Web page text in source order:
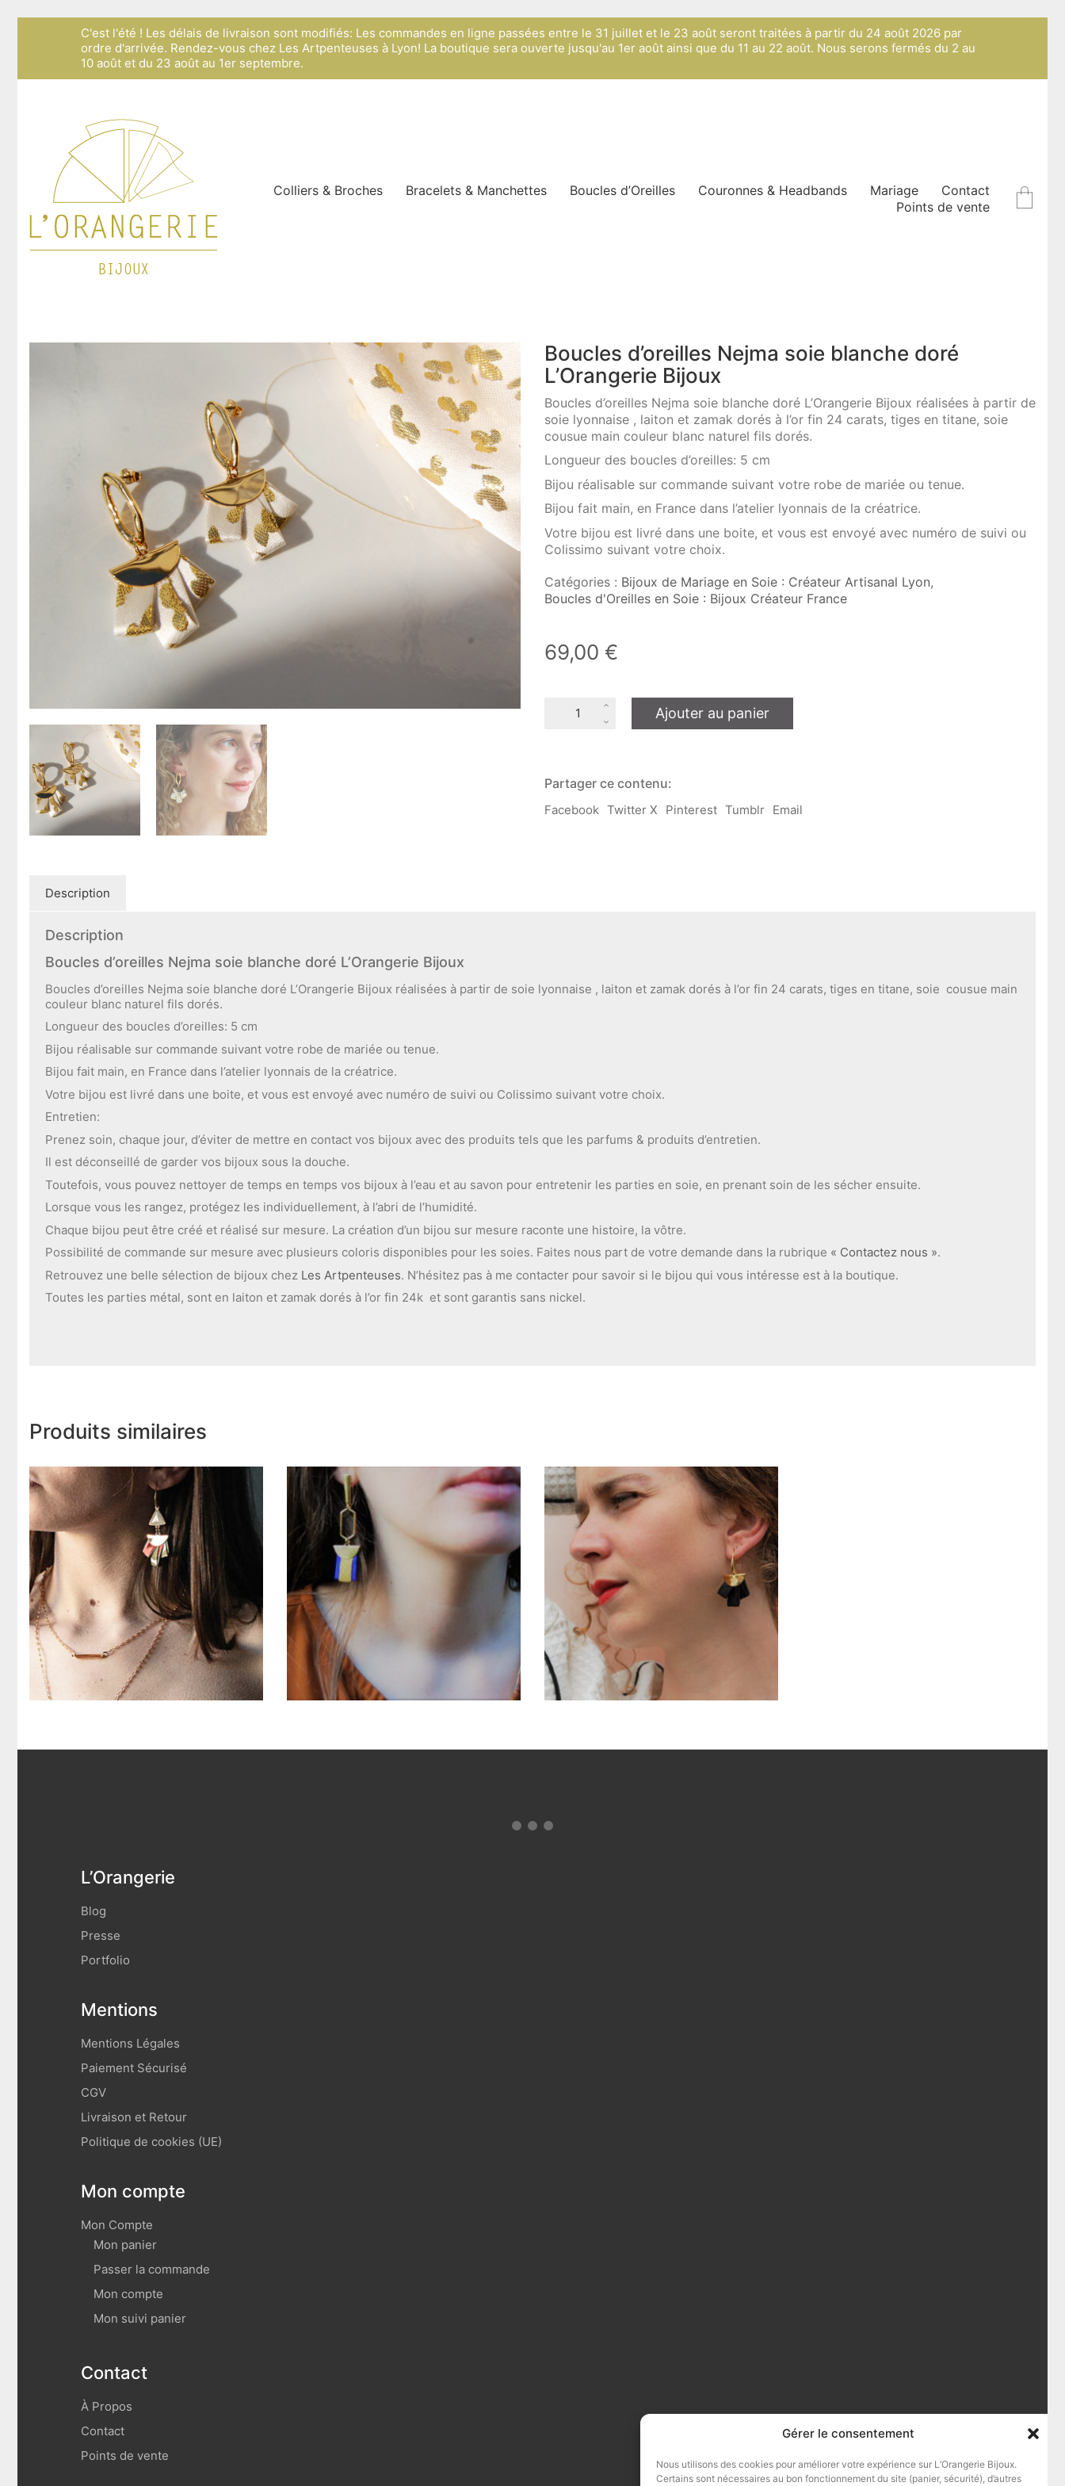
Gérer le consentement
Nous utilisons des cookies pour améliorer votre expérience sur L’Orangerie Bijoux.
Certains sont nécessaires au bon fonctionnement du site (panier, sécurité), d’autres
C'est l'été ! Les délais de livraison sont modifiés: Les commandes en ligne passées entre le 31 juillet et le 23 août seront traitées à partir du 24 août 2026 par
ordre d'arrivée. Rendez-vous chez Les Artpenteuses à Lyon! La boutique sera ouverte jusqu'au 1er août ainsi que du 11 au 22 août. Nous serons fermés du 2 au
10 août et du 23 août au 1er septembre.
Colliers & Broches Bracelets & Manchettes Boucles d’Oreilles Couronnes & Headbands Mariage
Contact
Points de vente
Boucles d’oreilles Nejma soie blanche doré
L’Orangerie Bijoux
Boucles d’oreilles Nejma soie blanche doré L’Orangerie Bijoux réalisées à partir de
soie lyonnaise , laiton et zamak dorés à l’or fin 24 carats, tiges en titane, soie
cousue main couleur blanc naturel fils dorés.
Longueur des boucles d’oreilles: 5 cm
Bijou réalisable sur commande suivant votre robe de mariée ou tenue.
Bijou fait main, en France dans l’atelier lyonnais de la créatrice.
Votre bijou est livré dans une boite, et vous est envoyé avec numéro de suivi ou
Colissimo suivant votre choix.
Catégories : Bijoux de Mariage en Soie : Créateur Artisanal Lyon,
Boucles d'Oreilles en Soie : Bijoux Créateur France
69,00 €
soie
blanche
doré
Ajouter au panier
Partager ce contenu:
Facebook Twitter X Pinterest Tumblr Email
Description
Description
Boucles d’oreilles Nejma soie blanche doré L’Orangerie Bijoux
Boucles d’oreilles Nejma soie blanche doré L’Orangerie Bijoux réalisées à partir de soie lyonnaise , laiton et zamak dorés à l’or fin 24 carats, tiges en titane, soie cousue main
couleur blanc naturel fils dorés.
Longueur des boucles d’oreilles: 5 cm
Bijou réalisable sur commande suivant votre robe de mariée ou tenue.
Bijou fait main, en France dans l’atelier lyonnais de la créatrice.
Votre bijou est livré dans une boite, et vous est envoyé avec numéro de suivi ou Colissimo suivant votre choix.
Entretien:
Prenez soin, chaque jour, d’éviter de mettre en contact vos bijoux avec des produits tels que les parfums & produits d’entretien.
Il est déconseillé de garder vos bijoux sous la douche.
Toutefois, vous pouvez nettoyer de temps en temps vos bijoux à l’eau et au savon pour entretenir les parties en soie, en prenant soin de les sécher ensuite.
Lorsque vous les rangez, protégez les individuellement, à l’abri de l’humidité.
Chaque bijou peut être créé et réalisé sur mesure. La création d’un bijou sur mesure raconte une histoire, la vôtre.
Possibilité de commande sur mesure avec plusieurs coloris disponibles pour les soies. Faites nous part de votre demande dans la rubrique « Contactez nous ».
Retrouvez une belle sélection de bijoux chez Les Artpenteuses. N’hésitez pas à me contacter pour savoir si le bijou qui vous intéresse est à la boutique.
Toutes les parties métal, sont en laiton et zamak dorés à l’or fin 24k et sont garantis sans nickel.
Produits similaires
L’Orangerie
Blog
Presse
Portfolio
Mentions
Mentions Légales
Paiement Sécurisé
CGV
Livraison et Retour
Politique de cookies (UE)
Mon compte
Mon Compte
Mon panier
Passer la commande
Mon compte
Mon suivi panier
Contact
À Propos
Contact
Points de vente